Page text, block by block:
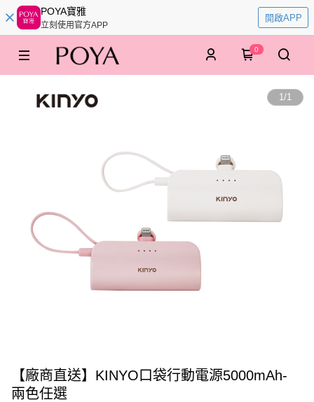
POYA寶雅
立刻使用官方APP
開啟APP
0
1/1
【廠商直送】KINYO口袋行動電源5000mAh-
兩色任選